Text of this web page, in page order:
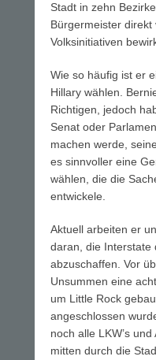
Stadt in zehn
Bürgermeister direkt
Volksinitiativen
Wie so häufig ist er
Hillary wählen.
Richtigen, jedoch
Senat oder
machen werde,
es sinnvoller eine
wählen, die die
entwickele.
Aktuell arbeiten er
daran, die Interstate
abzuschaffen. Vor
Unsummen eine
um Little Rock
angeschlossen
noch alle LKW’s
mitten durch die